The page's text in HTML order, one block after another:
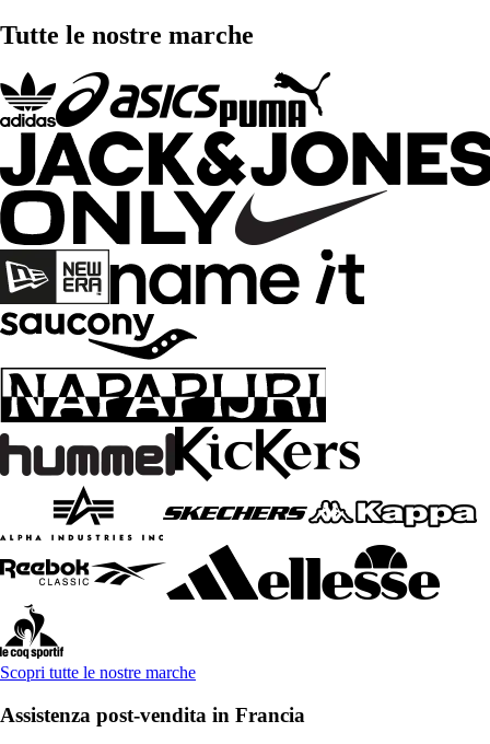
Tutte le nostre marche
Scopri tutte le nostre marche
Assistenza post-vendita in Francia